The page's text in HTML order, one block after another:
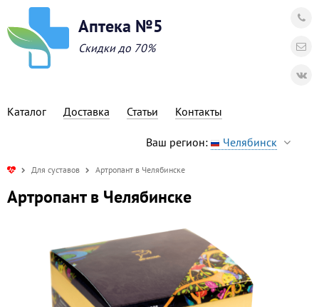
Аптека №5
Скидки до 70%
Каталог Доставка Статьи Контакты
Ваш регион: Челябинск
Для суставов Артропант в Челябинске
Артропант в Челябинске